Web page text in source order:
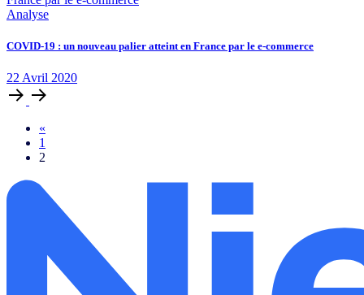
Analyse
COVID-19 : un nouveau palier atteint en France par le e-commerce
22 Avril 2020
«
1
2